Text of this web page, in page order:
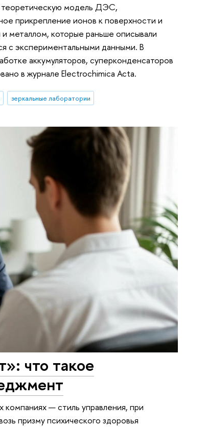
модель ДЭС,
прикрепление ионов к поверхности и
металлом, которые раньше описывали
с экспериментальными данными. В
аккумуляторов, суперконденсаторов
в журнале Electrochimica Acta.
зеркальные лаборатории
что такое
— стиль управления, при
призму психического здоровья